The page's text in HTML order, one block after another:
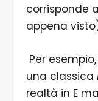
corrisponde
appena
Per esempio,
una classica
realtà in E